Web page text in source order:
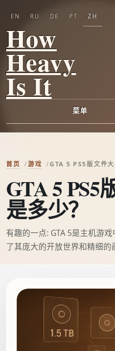
How
Heavy
Is It
菜单
EN RU DE PT ZH
首页 游戏 GTA 5 PS5版文件大
GTA 5 PS5
是多少？
有趣的一点: GTA 5是主机游
了其庞大的开放世界和精细的